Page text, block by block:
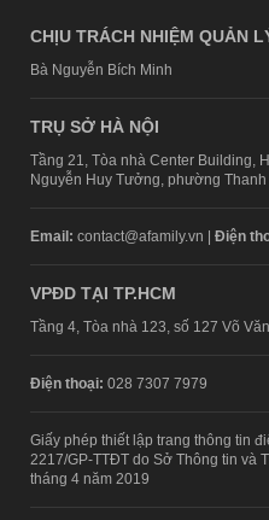
CHỊU TRÁCH NHIỆM QUẢN
Bà Nguyễn Bích Minh
TRỤ SỞ HÀ NỘI
Tầng 21, Tòa nhà Center Building,
Nguyễn Huy Tưởng, phường
Email: contact@afamily.vn | Điện
VPĐD TẠI TP.HCM
Tầng 4, Tòa nhà 123, số 127 Võ
Điện thoại: 028 7307 7979
Giấy phép thiết lập trang thông tin
2217/GP-TTĐT do Sở Thông tin và
tháng 4 năm 2019